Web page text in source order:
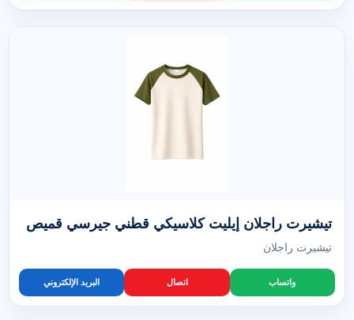
تيشيرت راجلان إيليت كلاسيكي قطني جيرسي قميص
تيشيرت راجلان
واتساب اتصال البريد الإلكتروني